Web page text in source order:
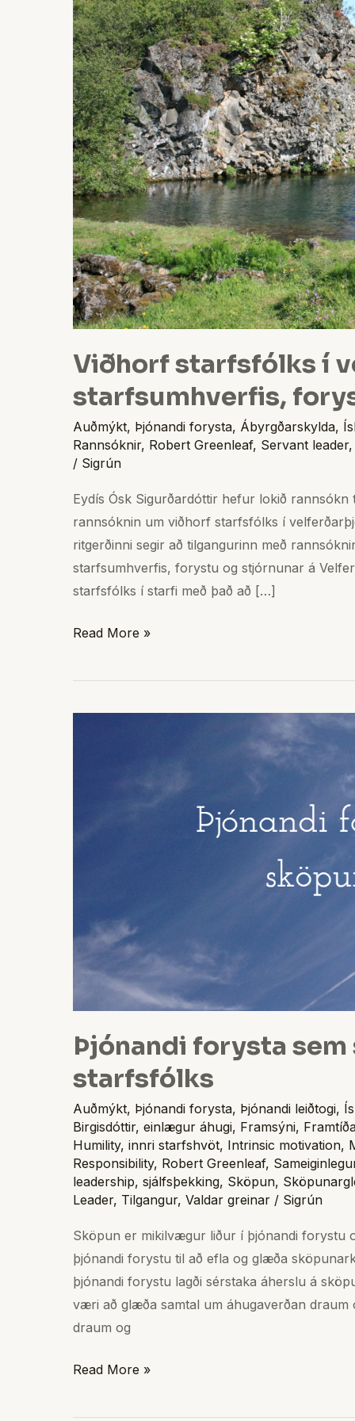
Viðhorf starfsfólks í
starfsumhverfis,
Auðmýkt, Þjónandi forysta, Ábyrgðarskylda,
Rannsóknir, Robert Greenleaf, Servant leader,
/ Sigrún
Eydís Ósk Sigurðardóttir hefur lokið
rannsóknin um viðhorf starfsfólks í
ritgerðinni segir að tilgangurinn með
starfsumhverfis, forystu og stjórnunar á
starfsfólks í starfi með það að […]
velferðarþjónustu
til
starfsumhverfis,
forystu
og
stjórnunar
Read More »
Þjónandi forysta
starfsfólks
Auðmýkt, Þjónandi forysta, Þjónandi leiðtogi,
Birgisdóttir, einlægur áhugi, Framsýni,
Humility, innri starfshvöt, Intrinsic motivation,
Responsibility, Robert Greenleaf,
leadership, sjálfsþekking, Sköpun,
Leader, Tilgangur, Valdar greinar / Sigrún
Sköpun er mikilvægur liður í þjónandi forystu
þjónandi forystu til að efla og glæða
þjónandi forystu lagði sérstaka áherslu á
væri að glæða samtal um áhugaverðan draum
draum og
Read More »